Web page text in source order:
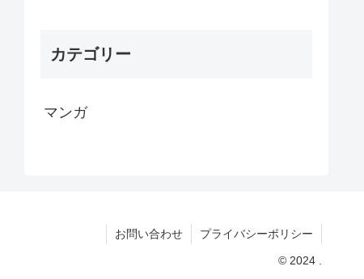
カテゴリー
マンガ
お問い合わせ プライバシーポリシー
© 2024 .